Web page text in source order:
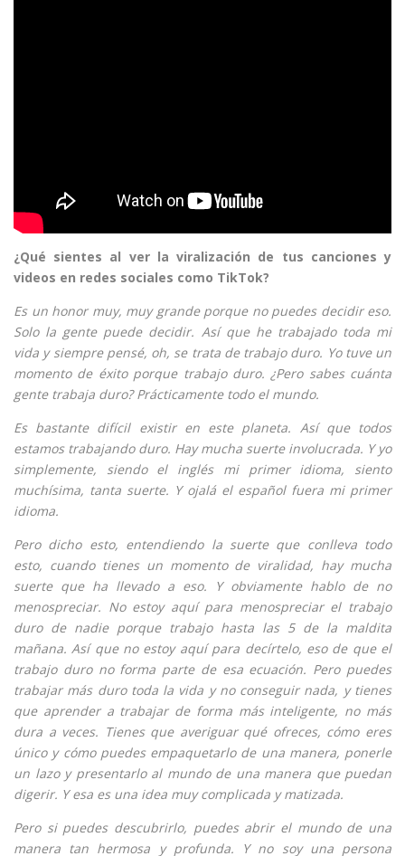
¿Qué sientes al ver la viralización de tus canciones y
videos en redes sociales como TikTok?
Es un honor muy, muy grande porque no puedes decidir eso.
Solo la gente puede decidir. Así que he trabajado toda mi
vida y siempre pensé, oh, se trata de trabajo duro. Yo tuve un
momento de éxito porque trabajo duro. ¿Pero sabes cuánta
gente trabaja duro? Prácticamente todo el mundo.
Es bastante difícil existir en este planeta. Así que todos
estamos trabajando duro. Hay mucha suerte involucrada. Y yo
simplemente, siendo el inglés mi primer idioma, siento
muchísima, tanta suerte. Y ojalá el español fuera mi primer
idioma.
Pero dicho esto, entendiendo la suerte que conlleva todo
esto, cuando tienes un momento de viralidad, hay mucha
suerte que ha llevado a eso. Y obviamente hablo de no
menospreciar. No estoy aquí para menospreciar el trabajo
duro de nadie porque trabajo hasta las 5 de la maldita
mañana. Así que no estoy aquí para decírtelo, eso de que el
trabajo duro no forma parte de esa ecuación. Pero puedes
trabajar más duro toda la vida y no conseguir nada, y tienes
que aprender a trabajar de forma más inteligente, no más
dura a veces. Tienes que averiguar qué ofreces, cómo eres
único y cómo puedes empaquetarlo de una manera, ponerle
un lazo y presentarlo al mundo de una manera que puedan
digerir. Y esa es una idea muy complicada y matizada.
Pero si puedes descubrirlo, puedes abrir el mundo de una
manera tan hermosa y profunda. Y no soy una persona